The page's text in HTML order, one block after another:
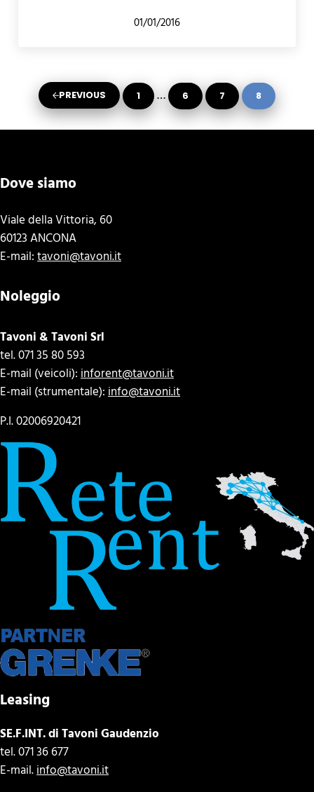
01/01/2016
PREVIOUS GO TO PAGE
1 Interim pages omitted
… GO TO PAGE
6 GO TO PAGE
7 GO TO
8
Dove siamo
Viale della Vittoria, 60
60123 ANCONA
E-mail:tavoni@tavoni.it
Noleggio
Tavoni & Tavoni Srl
tel. 071 35 80 593
E-mail (veicoli):inforent@tavoni.it
E-mail (strumentale):info@tavoni.it
P.I. 02006920421
Leasing
SE.F.INT. di Tavoni Gaudenzio
tel. 071 36 677
E-mail.info@tavoni.it